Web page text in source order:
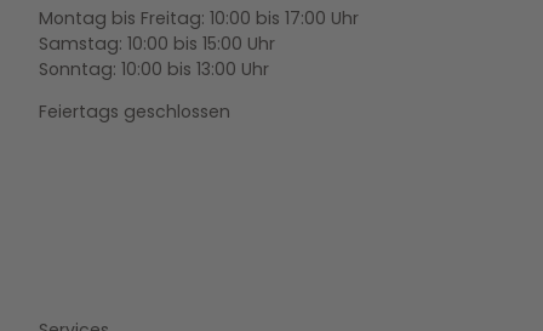
Montag bis Freitag: 10:00 bis 17:00 Uhr
Samstag: 10:00 bis 15:00 Uhr
Sonntag: 10:00 bis 13:00 Uhr
Feiertags geschlossen